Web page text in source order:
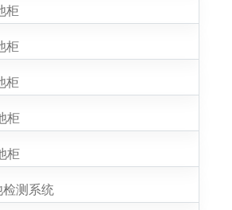
柜
柜
柜
柜
柜
测系统